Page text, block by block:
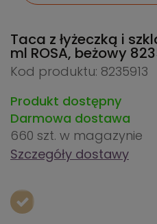
Taca z łyżeczką i
ml ROSA, beżowy
Kod produktu: 8235913
Produkt dostępny
Darmowa dostawa
660 szt. w magazynie
Szczegóły dostawy